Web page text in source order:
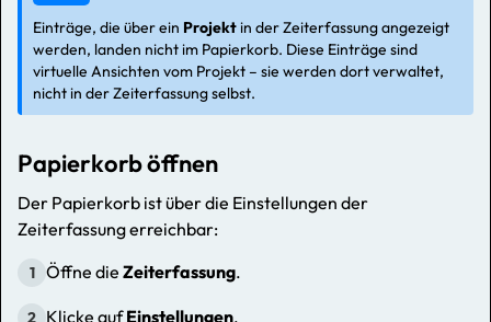
Einträge, die über ein Projektin der Zeiterfassung angezeigt
werden, landen nicht im Papierkorb. Diese Einträge sind
virtuelle Ansichten vom Projekt – sie werden dort verwaltet,
nicht in der Zeiterfassung selbst.
Papierkorb öffnen
Der Papierkorb ist über die Einstellungen der
Zeiterfassung erreichbar:
1 Öffne die Zeiterfassung.
2 Klicke aufEinstellungen.